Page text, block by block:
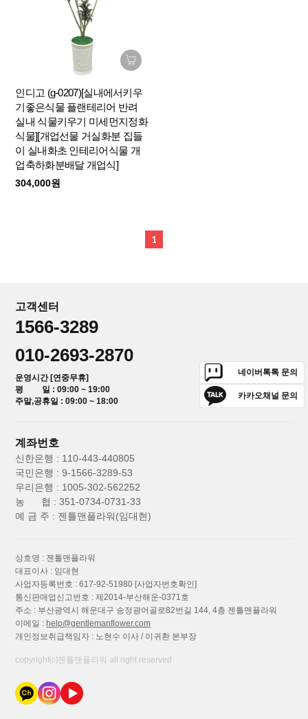
인디고 (g-0207)[실내에서키우
기좋은식물 플랜테리어 반려
실내 식물키우기 미세먼지정화
식물][개업선물 거실화분 집들
이 실내화초 인테리어식물 개
업축하화분배달 개업식]
304,000원
1
고객센터
1566-3289
010-2693-2870
운영시간 [연중무휴]
평 일 : 09:00 ~ 19:00
주말,공휴일 : 09:00 ~ 18:00
네이버톡톡 문의
카카오채널 문의
계좌번호
신한은행 : 110-443-440805
국민은행 : 9-1566-3289-53
우리은행 : 1005-302-562252
농 협 : 351-0734-0731-33
예 금 주 : 젠틀맨플라워(임대현)
상호명 : 젠틀맨플라워
대표이사 : 임대현
사업자등록번호 : 617-92-51980 [사업자번호확인]
통신판매업신고번호 : 제2014-부산해운-0371호
주소 : 부산광역시 해운대구 송정광어골로82번길 144, 4층 젠틀맨플라워
이메일 :help@gentlemanflower.com
개인정보취급책임자 : 노현수 이사 / 이귀환 본부장
copyright⒞젠틀맨플라워 all right reserved